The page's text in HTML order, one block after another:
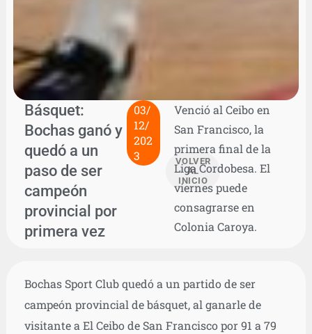
Básquet:
Bochas ganó y
quedó a un
paso de ser
campeón
provincial por
primera vez
03/
12/
202
3
VOLVER
AL
INICIO
Venció al Ceibo en
San Francisco, la
primera final de la
Liga Cordobesa. El
viernes puede
consagrarse en
Colonia Caroya.
Bochas Sport Club quedó a un partido de ser
campeón provincial de básquet, al ganarle de
visitante a El Ceibo de San Francisco por 91 a 79